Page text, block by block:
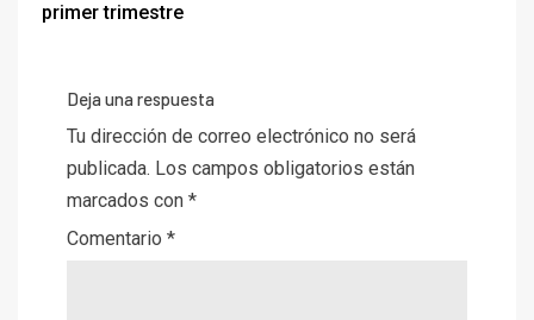
primer trimestre
Deja una respuesta
Tu dirección de correo electrónico no será
publicada. Los campos obligatorios están
marcados con *
Comentario *